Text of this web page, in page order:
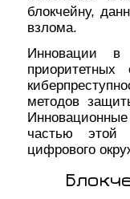
блокчейну,
взлома.
Инновации в
методов
частью этой
цифрового